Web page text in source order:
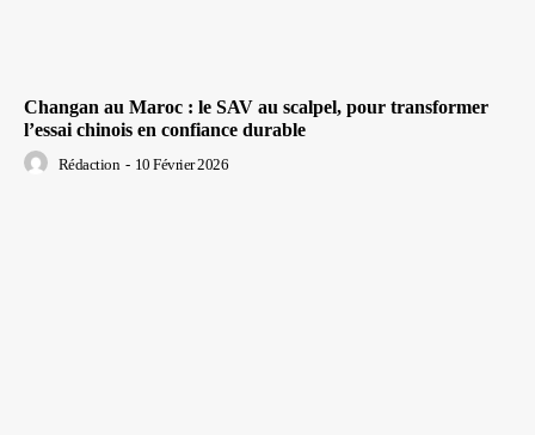
Changan au Maroc : le SAV au scalpel, pour transformer
l’essai chinois en confiance durable
Rédaction - 10 Février 2026